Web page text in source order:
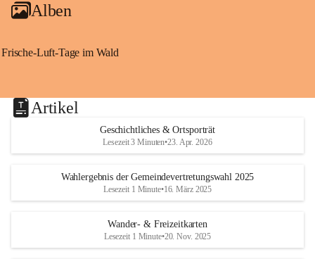
Alben
Frische-Luft-Tage im Wald
Artikel
Geschichtliches & Ortsporträt
Lesezeit 3 Minuten•23. Apr. 2026
Wahlergebnis der Gemeindevertretungswahl 2025
Lesezeit 1 Minute•16. März 2025
Wander- & Freizeitkarten
Lesezeit 1 Minute•20. Nov. 2025